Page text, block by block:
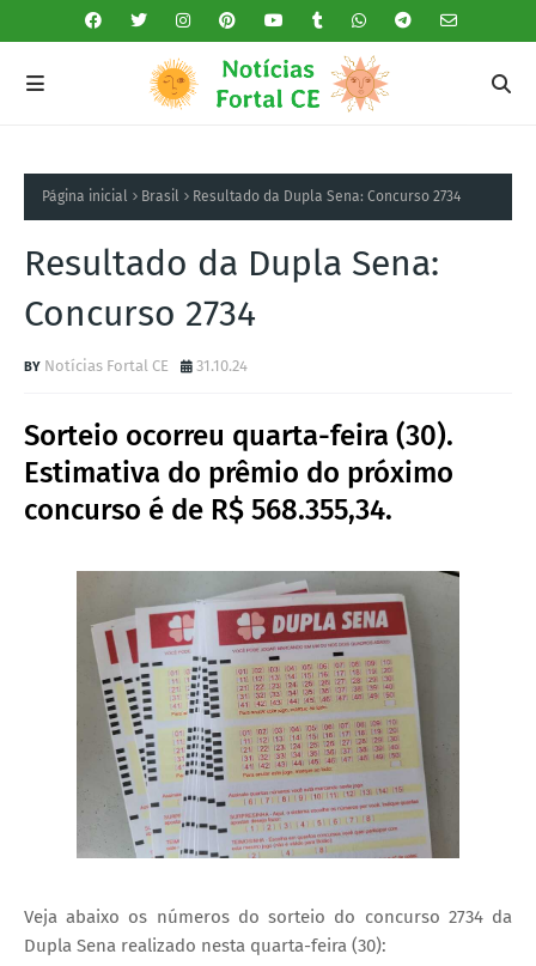
Página inicial Brasil Resultado da Dupla Sena: Concurso 2734
Resultado da Dupla Sena:
Concurso 2734
Notícias Fortal CE 31.10.24
Sorteio ocorreu quarta-feira (30).
Estimativa do prêmio do próximo
concurso é de R$ 568.355,34.
Veja abaixo os números do sorteio do concurso 2734 da
Dupla Sena realizado nesta quarta-feira (30):